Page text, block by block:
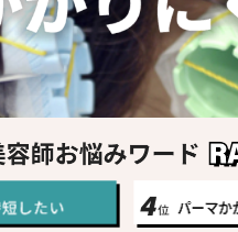
WUAO
ープオリジナルブランド
の言葉に込めてネーミングしました。